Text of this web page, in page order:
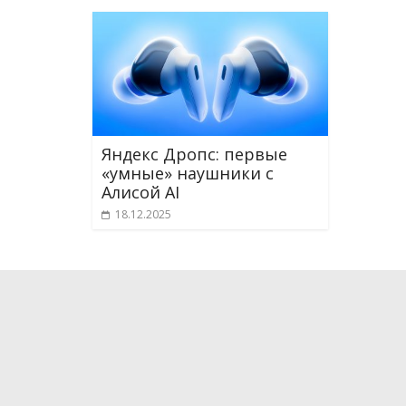
Яндекс Дропс: первые
«умные» наушники с
Алисой AI
18.12.2025